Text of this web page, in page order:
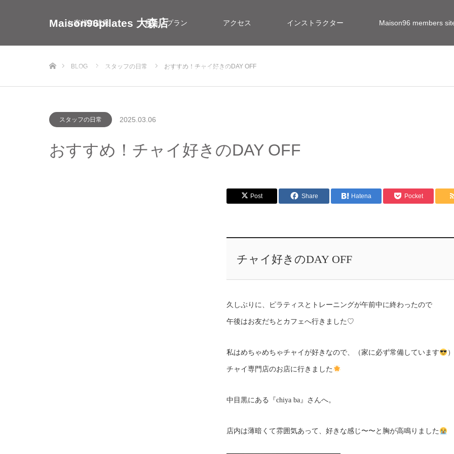
Maison96pilates 大森店
お客様の成果 料金・プラン アクセス インストラクター Maison96 members
お問い合わせ インストラクター採用情報
BLOG スタッフの日常 おすすめ！チャイ好きのDAY OFF
スタッフの日常 2025.03.06
おすすめ！チャイ好きのDAY OFF
Post Share Hatena Pocket
チャイ好きのDAY OFF
久しぶりに、ピラティスとトレーニングが午前中に終わったので
午後はお友だちとカフェへ行きました♡
私はめちゃめちゃチャイが好きなので、（家に必ず常備しています ）
チャイ専門店のお店に行きました
中目黒にある『chiya ba』さんへ。
店内は薄暗くて雰囲気あって、好きな感じ〜〜と胸が高鳴りました